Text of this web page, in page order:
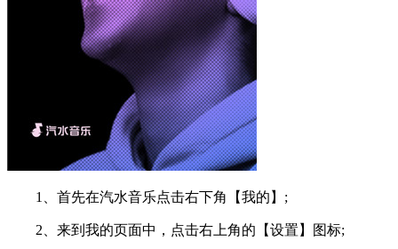
1、首先在汽水音乐点击右下角【我的】;
2、来到我的页面中，点击右上角的【设置】图标;